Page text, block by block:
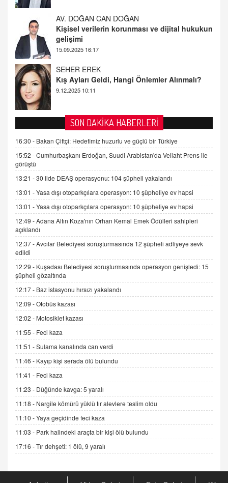
Kişisel verilerin korunması ve dijital hukukun
gelişimi
15.09.2025 16:17
Kış Ayları Geldi, Hangi Önlemler Alınmalı?
9.12.2025 10:11
Trump Keşke Adana'yı da Ziyaret Etse...
06.07.2026 13:00
ADEM AKÖL
Esed Destekçilerinin Yüzüne Vurulan Şamar:
Sednaya
11.12.2024 12:30
DR. EKREM ASLAN
Gerçek Ne, Algı Ne? "Beraber Yürüyoruz"
19.07.2025 12:45
GÖNÜL MENEKŞE
Şifacının Yolu
04.11.2025 12:56
AV. RÜMEYSA ÖZKALE
Kira Uyuşmazlıklarında Dava Açmadan Önce
Arabulucuya Başvuru Şartı
23.09.2023 16:30
CAN UĞURATEŞ
Değişen yapısıyla Suriye
16.12.2024 14:16
GÜNLÜK BURÇ YORUMU
Günlük Burç Yorumu | 22 Kasım 2024: Koç,
Boğa, İkizler ve Daha Fazlası!
20.11.2024 17:44
Mars 4 Kasım’da Aslan Burcuna Geçiyor
SON DAKİKA HABERLERİ
16:30 - Bakan Çiftçi: Hedefimiz huzurlu ve güçlü bir Türkiye
15:52 -Cumhurbaşkanı Erdoğan, Suudi Arabistan'da Veliaht Prens ile
görüştü
13:21 -30 ilde DEAŞ operasyonu: 104 şüpheli yakalandı
13:01 -Yasa dışı otoparkçılara operasyon: 10 şüpheliye ev hapsi
13:01 -Yasa dışı otoparkçılara operasyon: 10 şüpheliye ev hapsi
12:49 -Adana Altın Koza'nın Orhan Kemal Emek Ödülleri sahipleri
açıklandı
12:37 -Avcılar Belediyesi soruşturmasında 12 şüpheli adliyeye sevk
edildi
12:29 - Kuşadası Belediyesi soruşturmasında operasyon genişledi: 15
şüpheli gözaltında
12:17 - Baz istasyonu hırsızı yakalandı
12:09 -Otobüs kazası
12:02 - Motosiklet kazası
11:55 - Feci kaza
11:51 -Sulama kanalında can verdi
11:46 - Kayıp kişi serada ölü bulundu
11:41 - Feci kaza
11:23 - Düğünde kavga: 5 yaralı
11:18 - Nargile kömürü yüklü tır alevlere teslim oldu
11:10 -Yaya geçidinde feci kaza
11:03 - Park halindeki araçta bir kişi ölü bulundu
17:16 -Tır dehşeti: 1 ölü, 9 yaralı